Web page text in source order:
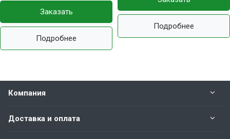
Заказать
Подробнее
Подробнее
Компания
Доставка и оплата